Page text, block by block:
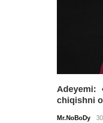
Adeyemi:
chiqishni
Mr.NoBoDy